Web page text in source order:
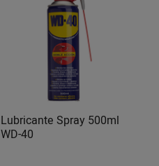
Lubricante Spray 500ml
WD-40